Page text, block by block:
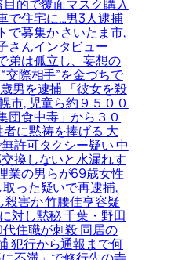
的で覆面マスク購入
で住宅に…男3人逮捕
で募集か さいたま市,
さんインタビュー
弟は孤立し、妄想の
交際相手”を金づちで
男を逮捕 「彼女を殺
市, 児童ら約９５００
団食中毒」から３０
に黙祷を捧げる 大
許可タクシー疑い 中
換しないと水漏れす
業の男らが69歳女性
った疑いで再逮捕,
殺害か 竹腰佳亨容疑
対し黙秘 千葉・野田
住職が刺殺 同居の
犯行から通報まで何